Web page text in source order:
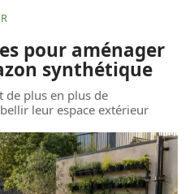
pour aménager
synthétique
de plus en plus de
leur espace extérieur